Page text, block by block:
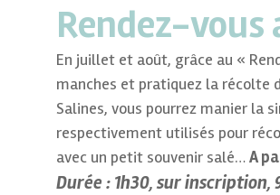
Rendez-vous
En juillet et août, grâce au «
manches et pratiquez la récolte
Salines, vous pourrez manier la
respectivement utilisés pour
avec un petit souvenir salé…A
Durée : 1h30, sur